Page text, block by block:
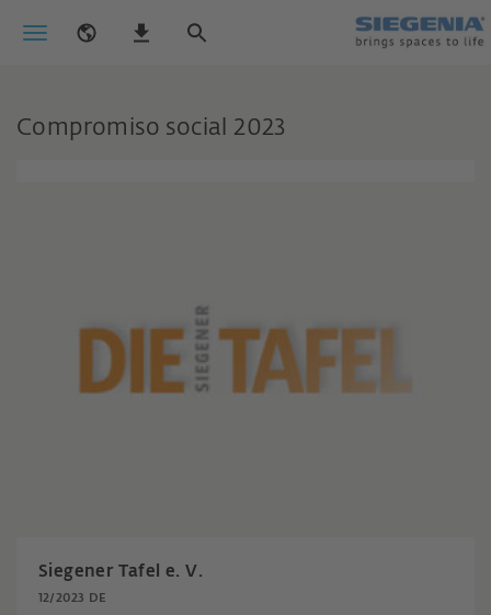
Compromiso social 2023
Siegener Tafel e. V.
12/2023 DE